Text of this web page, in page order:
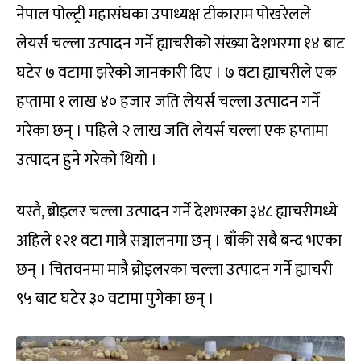
नेपाल पोल्ट्री महासंघका उपाध्यक्ष टीकाराम पोखरेलले
लेयर्स चल्ला उत्पादन गर्ने ह्याचरीको संख्या देशभरमा १४ बाट
घटेर ७ वटामा झरेको जानकारी दिए । ७ वटा ह्याचरीले एक
हप्तामा १ लाख ४० हजार जति लेयर्स चल्ला उत्पादन गर्ने
गरेका छन् । पहिले २ लाख जति लेयर्स चल्ला एक हप्तामा
उत्पादन हुने गरेको थियो ।
यस्तै, ब्रोइलर चल्ला उत्पादन गर्ने देशभरका ३४८ ह्याचरीमध्ये
अहिले १२१ वटा मात्रै सञ्चालनमा छन् । बाँकी सबै बन्द भएका
छन् । चितवनमा मात्रै ब्रोइलरका चल्ला उत्पादन गर्ने ह्याचरी
९५ बाट घटेर ३० वटामा पुगेका छन् ।